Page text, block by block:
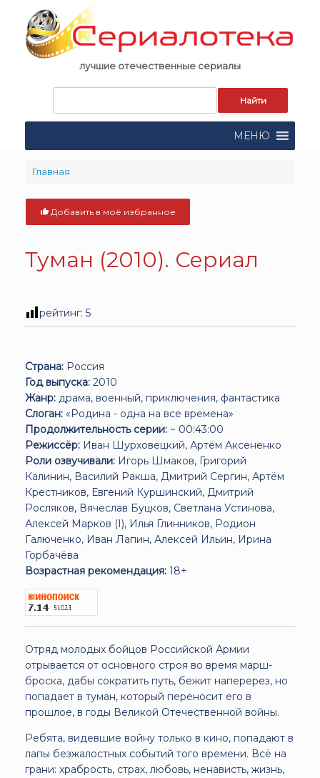
content
лучшие отечественные сериалы
поиска:
МЕНЮ
Главная
Добавить в моё избранное
Туман (2010). Сериал
рейтинг: 5
Страна: Россия
Год выпуска: 2010
Жанр: драма, военный, приключения, фантастика
Слоган: «Родина - одна на все времена»
Продолжительность серии: ~ 00:43:00
Режиссёр: Иван Шурховецкий, Артём Аксененко
Роли озвучивали: Игорь Шмаков, Григорий
Калинин, Василий Ракша, Дмитрий Сергин, Артём
Крестников, Евгений Куршинский, Дмитрий
Росляков, Вячеслав Буцков, Светлана Устинова,
Алексей Марков (I), Илья Глинников, Родион
Галюченко, Иван Лапин, Алексей Ильин, Ирина
Горбачёва
Возрастная рекомендация: 18+
Отряд молодых бойцов Российской Армии
отрывается от основного строя во время марш-
броска, дабы сократить путь, бежит наперерез, но
попадает в туман, который переносит его в
прошлое, в годы Великой Отечественной войны.
Ребята, видевшие войну только в кино, попадают в
лапы безжалостных событий того времени. Всё на
грани: храбрость, страх, любовь, ненависть, жизнь,